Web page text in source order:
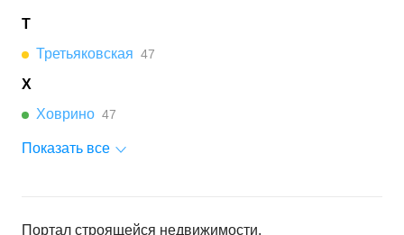
Т
Третьяковская 47
Х
Ховрино 47
Показать все
Портал строящейся недвижимости.